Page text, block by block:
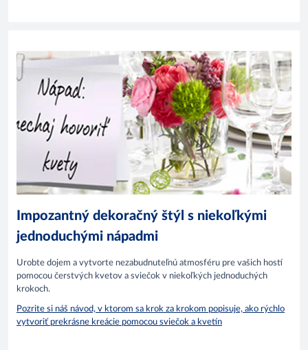
Impozantný dekoračný štýl s niekoľkými
jednoduchými nápadmi
Urobte dojem a vytvorte nezabudnuteľnú atmosféru pre vašich hostí
pomocou čerstvých kvetov a sviečok v niekoľkých jednoduchých
krokoch.
Pozrite si náš návod, v ktorom sa krok za krokom popisuje, ako rýchlo
vytvoriť prekrásne kreácie pomocou sviečok a kvetín